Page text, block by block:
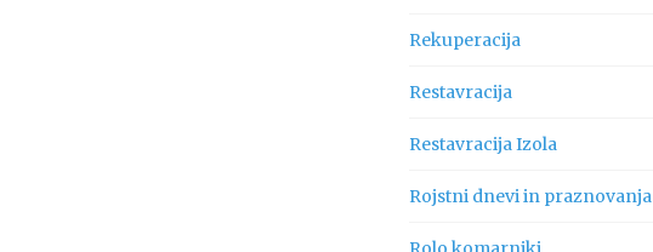
Rekuperacija
Restavracija
Restavracija Izola
Rojstni dnevi in praznovanja